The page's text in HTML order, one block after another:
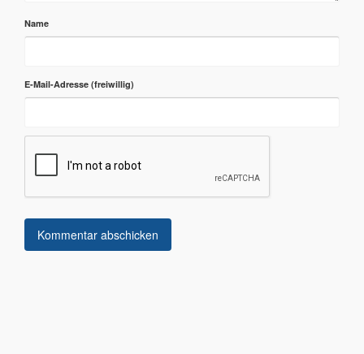
Name
E-Mail-Adresse